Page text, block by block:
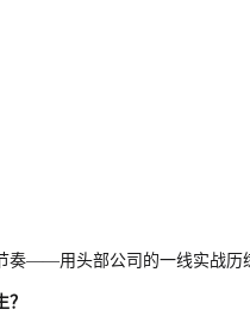
奏——用头部公司的一线实战历